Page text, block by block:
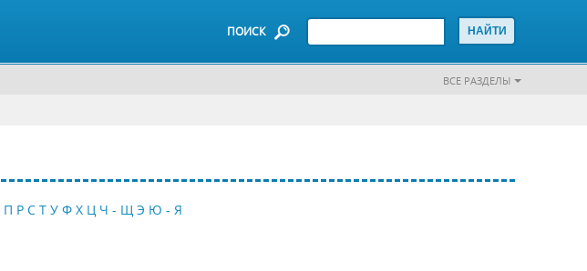
ПОИСК
ВСЕ РАЗДЕЛЫ
П Р С Т У Ф Х Ц Ч - Щ Э Ю - Я